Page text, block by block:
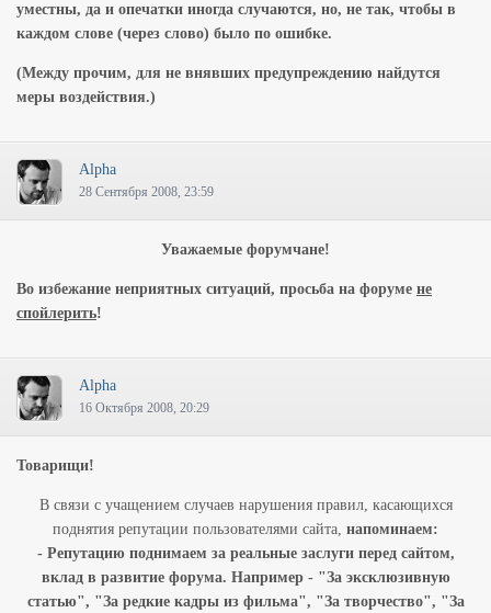
уместны, да и опечатки иногда случаются, но, не так, чтобы в
каждом слове (через слово) было по ошибке.
(Между прочим, для не внявших предупреждению найдутся
меры воздействия.)
Alpha
28 Сентября 2008, 23:59
Уважаемые форумчане!
Во избежание неприятных ситуаций, просьба на форуме не
спойлерить!
Alpha
16 Октября 2008, 20:29
Товарищи!
В связи с учащением случаев нарушения правил, касающихся
поднятия репутации пользователями сайта, напоминаем:
- Репутацию поднимаем за реальные заслуги перед сайтом,
вклад в развитие форума. Например - "За эксклюзивную
статью", "За редкие кадры из фильма", "За творчество", "За